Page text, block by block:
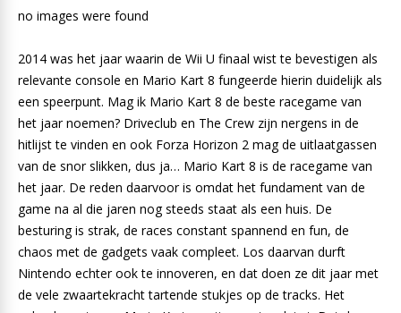
no images were found
2014 was het jaar waarin de Wii U finaal wist te bevestigen als
relevante console en Mario Kart 8 fungeerde hierin duidelijk als
een speerpunt. Mag ik Mario Kart 8 de beste racegame van
het jaar noemen? Driveclub en The Crew zijn nergens in de
hitlijst te vinden en ook Forza Horizon 2 mag de uitlaatgassen
van de snor slikken, dus ja… Mario Kart 8 is de racegame van
het jaar. De reden daarvoor is omdat het fundament van de
game na al die jaren nog steeds staat als een huis. De
besturing is strak, de races constant spannend en fun, de
chaos met de gadgets vaak compleet. Los daarvan durft
Nintendo echter ook te innoveren, en dat doen ze dit jaar met
de vele zwaartekracht tartende stukjes op de tracks. Het